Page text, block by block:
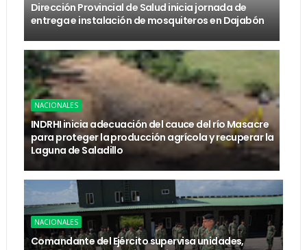
Dirección Provincial de Salud inicia jornada de
entrega e instalación de mosquiteros en Dajabón
NACIONALES
INDRHI inicia adecuación del cauce del río Masacre
para proteger la producción agrícola y recuperar la
Laguna de Saladillo
NACIONALES
Comandante del Ejército supervisa unidades,